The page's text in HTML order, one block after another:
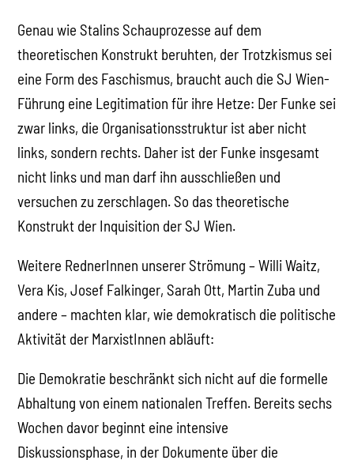
Genau wie Stalins Schauprozesse auf dem
theoretischen Konstrukt beruhten, der Trotzkismus sei
eine Form des Faschismus, braucht auch die SJ Wien-
Führung eine Legitimation für ihre Hetze: Der Funke sei
zwar links, die Organisationsstruktur ist aber nicht
links, sondern rechts. Daher ist der Funke insgesamt
nicht links und man darf ihn ausschließen und
versuchen zu zerschlagen. So das theoretische
Konstrukt der Inquisition der SJ Wien.
Weitere RednerInnen unserer Strömung – Willi Waitz,
Vera Kis, Josef Falkinger, Sarah Ott, Martin Zuba und
andere – machten klar, wie demokratisch die politische
Aktivität der MarxistInnen abläuft:
Die Demokratie beschränkt sich nicht auf die formelle
Abhaltung von einem nationalen Treffen. Bereits sechs
Wochen davor beginnt eine intensive
Diskussionsphase, in der Dokumente über die